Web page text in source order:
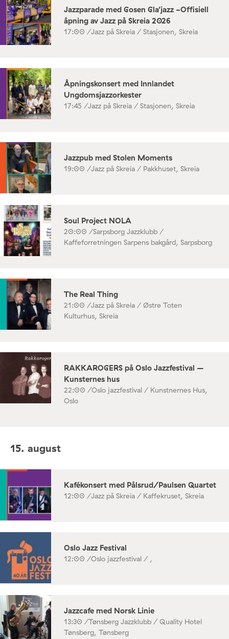
Jazzparade med Gosen Gla’jazz -Offisiell
åpning av Jazz på Skreia 2026
17:00 /Jazz på Skreia / Stasjonen, Skreia
Åpningskonsert med Innlandet
Ungdomsjazzorkester
17:45 /Jazz på Skreia / Stasjonen, Skreia
Jazzpub med Stolen Moments
19:00 /Jazz på Skreia / Pakkhuset, Skreia
Soul Project NOLA
20:00 /Sarpsborg Jazzklubb /
Kaffeforretningen Sarpens bakgård, Sarpsborg
The Real Thing
21:00 /Jazz på Skreia / Østre Toten
Kulturhus, Skreia
RAKKAROGERS på Oslo Jazzfestival –
Kunsternes hus
22:00 /Oslo jazzfestival / Kunstnernes Hus,
Oslo
15. august
Kafékonsert med Pålsrud/Paulsen Quartet
12:00 /Jazz på Skreia / Kaffekruset, Skreia
Oslo Jazz Festival
12:00 /Oslo jazzfestival / ,
Jazzcafe med Norsk Linie
13:30 /Tønsberg Jazzklubb / Quality Hotel
Tønsberg, Tønsberg